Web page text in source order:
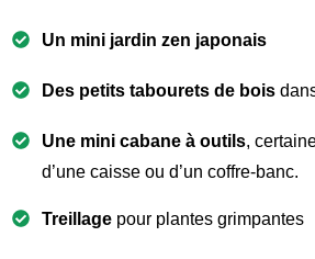
Un mini jardin zen japonais
Des petits tabourets de bois
Une mini cabane à outils,
d’une caisse ou d’un coffre-banc.
Treillage pour plantes grimpantes